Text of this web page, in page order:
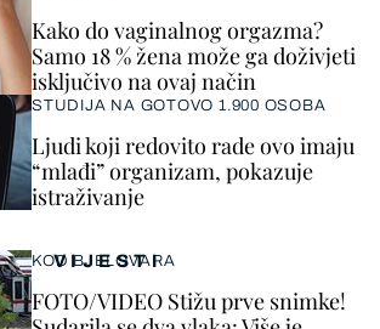
VIJESTI
KOD BJELOVARA
FOTO/VIDEO Stižu prve snimke!
Kako do vaginalnog orgazma?
Samo 18 % žena može ga doživjeti
isključivo na ovaj način
STUDIJA NA GOTOVO 1.900 OSOBA
Ljudi koji redovito rade ovo imaju
“mlađi” organizam, pokazuje
istraživanje